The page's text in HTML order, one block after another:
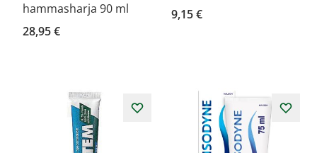
hammasharja 90 ml
28,95 €
9,15 €